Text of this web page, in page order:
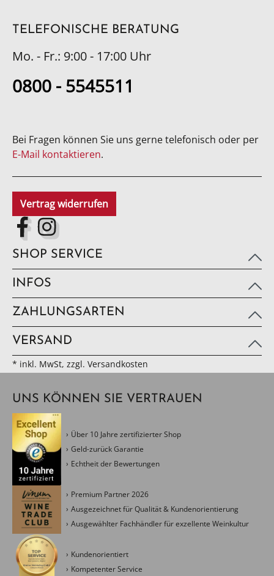
TELEFONISCHE BERATUNG
Mo. - Fr.: 9:00 - 17:00 Uhr
0800 - 5545511
Bei Fragen können Sie uns gerne telefonisch oder per
E-Mail kontaktieren.
Vertrag widerrufen
SHOP SERVICE
INFOS
ZAHLUNGSARTEN
VERSAND
* inkl. MwSt, zzgl. Versandkosten
UNS KÖNNEN SIE VERTRAUEN
Über 10 Jahre zertifizierter Shop
Geld-zurück Garantie
Echtheit der Bewertungen
Premium Partner 2026
Ausgezeichnet für Qualität & Kundenorientierung
Ausgewählter Fachhändler für exzellente Weinkultur
Kundenorientiert
Kompetenter Service